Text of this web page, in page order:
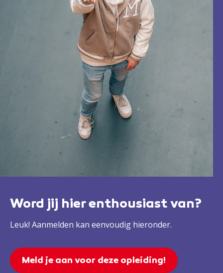
Word jij hier enthousiast van?
Leuk! Aanmelden kan eenvoudig hieronder.
Meld je aan voor deze opleiding!